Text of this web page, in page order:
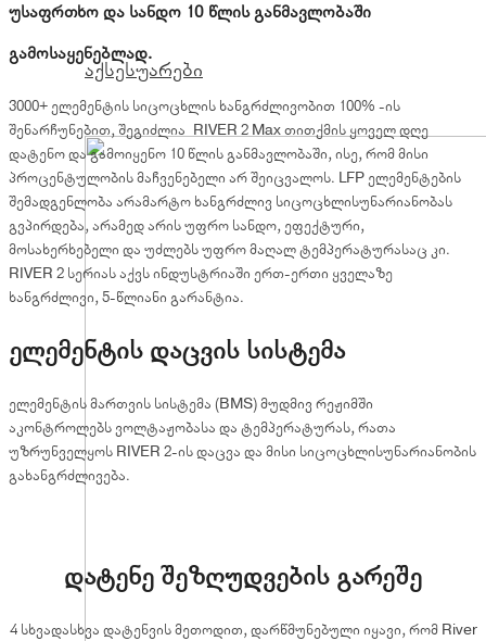
აქსესუარები
უსაფრთხო და სანდო 10 წლის განმავლობაში
გამოსაყენებლად.
3000+ ელემენტის სიცოცხლის ხანგრძლივობით 100% -ის
შენარჩუნებით, შეგიძლია RIVER 2 Max თითქმის ყოველ დღე
დატენო და გამოიყენო 10 წლის განმავლობაში, ისე, რომ მისი
პროცენტულობის მაჩვენებელი არ შეიცვალოს. LFP ელემენტების
შემადგენლობა არამარტო ხანგრძლივ სიცოცხლისუნარიანობას
გვპირდება, არამედ არის უფრო სანდო, ეფექტური,
მოსახერხებელი და უძლებს უფრო მაღალ ტემპერატურასაც კი.
RIVER 2 სერიას აქვს ინდუსტრიაში ერთ-ერთი ყველაზე
ხანგრძლივი, 5-წლიანი გარანტია.
ელემენტის დაცვის სისტემა
ელემენტის მართვის სისტემა (BMS) მუდმივ რეჟიმში
აკონტროლებს ვოლტაჟობასა და ტემპერატურას, რათა
უზრუნველყოს RIVER 2-ის დაცვა და მისი სიცოცხლისუნარიანობის
გახანგრძლივება.
დატენე შეზღუდვების გარეშე
4 სხვადასხვა დატენვის მეთოდით, დარწმუნებული იყავი, რომ River